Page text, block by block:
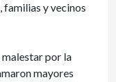
familias y vecinos
por la
mayores